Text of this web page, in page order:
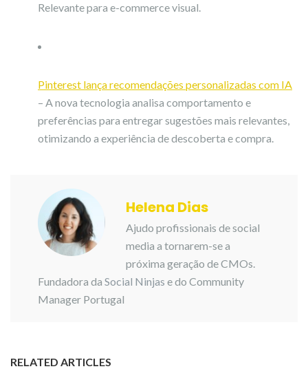
Relevante para e-commerce visual.
Pinterest lança recomendações personalizadas com IA
– A nova tecnologia analisa comportamento e
preferências para entregar sugestões mais relevantes,
otimizando a experiência de descoberta e compra.
Helena Dias
Ajudo profissionais de social
media a tornarem-se a
próxima geração de CMOs.
Fundadora da Social Ninjas e do Community
Manager Portugal
RELATED ARTICLES